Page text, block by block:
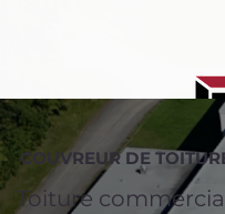
COUVREUR DE
Toiture